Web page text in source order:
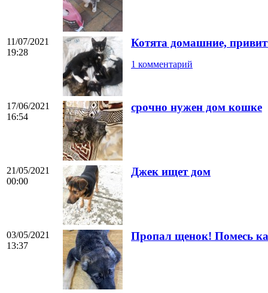
11/07/2021
19:28
Котята домашние,
1 комментарий
17/06/2021
16:54
срочно нужен дом кошке
21/05/2021
00:00
Джек ищет дом
03/05/2021
13:37
Пропал щенок! Помесь